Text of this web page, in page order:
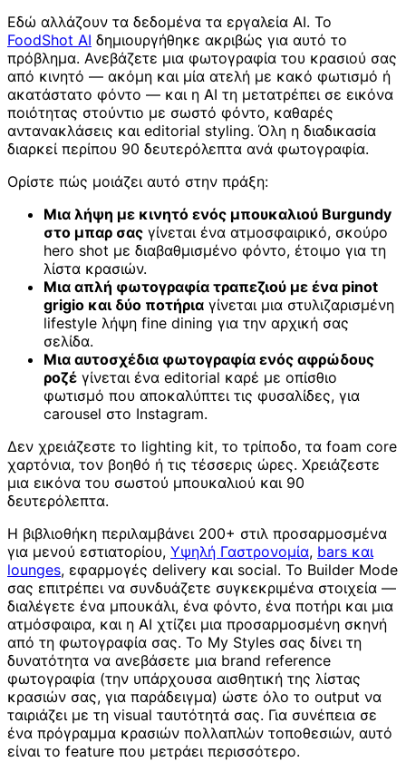
Εδώ αλλάζουν τα δεδομένα τα εργαλεία AI. Το
FoodShot AI δημιουργήθηκε ακριβώς για αυτό το
πρόβλημα. Ανεβάζετε μια φωτογραφία του κρασιού σας
από κινητό — ακόμη και μία ατελή με κακό φωτισμό ή
ακατάστατο φόντο — και η AI τη μετατρέπει σε εικόνα
ποιότητας στούντιο με σωστό φόντο, καθαρές
αντανακλάσεις και editorial styling. Όλη η διαδικασία
διαρκεί περίπου 90 δευτερόλεπτα ανά φωτογραφία.
Ορίστε πώς μοιάζει αυτό στην πράξη:
Μια λήψη με κινητό ενός μπουκαλιού Burgundy
στο μπαρ σας γίνεται ένα ατμοσφαιρικό, σκούρο
hero shot με διαβαθμισμένο φόντο, έτοιμο για τη
λίστα κρασιών.
Μια απλή φωτογραφία τραπεζιού με ένα pinot
grigio και δύο ποτήρια γίνεται μια στυλιζαρισμένη
lifestyle λήψη fine dining για την αρχική σας
σελίδα.
Μια αυτοσχέδια φωτογραφία ενός αφρώδους
ροζέ γίνεται ένα editorial καρέ με οπίσθιο
φωτισμό που αποκαλύπτει τις φυσαλίδες, για
carousel στο Instagram.
Δεν χρειάζεστε το lighting kit, το τρίποδο, τα foam core
χαρτόνια, τον βοηθό ή τις τέσσερις ώρες. Χρειάζεστε
μια εικόνα του σωστού μπουκαλιού και 90
δευτερόλεπτα.
Η βιβλιοθήκη περιλαμβάνει 200+ στιλ προσαρμοσμένα
για μενού εστιατορίου, Υψηλή Γαστρονομία, bars και
lounges, εφαρμογές delivery και social. Το Builder Mode
σας επιτρέπει να συνδυάζετε συγκεκριμένα στοιχεία —
διαλέγετε ένα μπουκάλι, ένα φόντο, ένα ποτήρι και μια
ατμόσφαιρα, και η AI χτίζει μια προσαρμοσμένη σκηνή
από τη φωτογραφία σας. Το My Styles σας δίνει τη
δυνατότητα να ανεβάσετε μια brand reference
φωτογραφία (την υπάρχουσα αισθητική της λίστας
κρασιών σας, για παράδειγμα) ώστε όλο το output να
ταιριάζει με τη visual ταυτότητά σας. Για συνέπεια σε
ένα πρόγραμμα κρασιών πολλαπλών τοποθεσιών, αυτό
είναι το feature που μετράει περισσότερο.